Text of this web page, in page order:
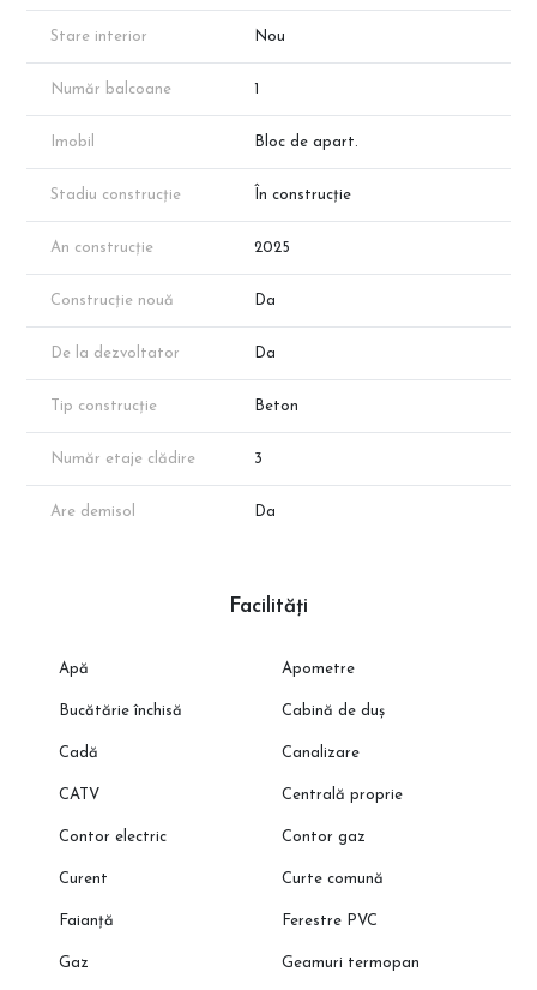
Stare interior Nou
Număr balcoane 1
Imobil Bloc de apart.
Stadiu construcție În construcție
An construcție 2025
Construcție nouă Da
De la dezvoltator Da
Tip construcție Beton
Număr etaje clădire 3
Are demisol Da
Facilități
Apă Apometre
Bucătărie închisă Cabină de duș
Cadă Canalizare
CATV Centrală proprie
Contor electric Contor gaz
Curent Curte comună
Faianță Ferestre PVC
Gaz Geamuri termopan